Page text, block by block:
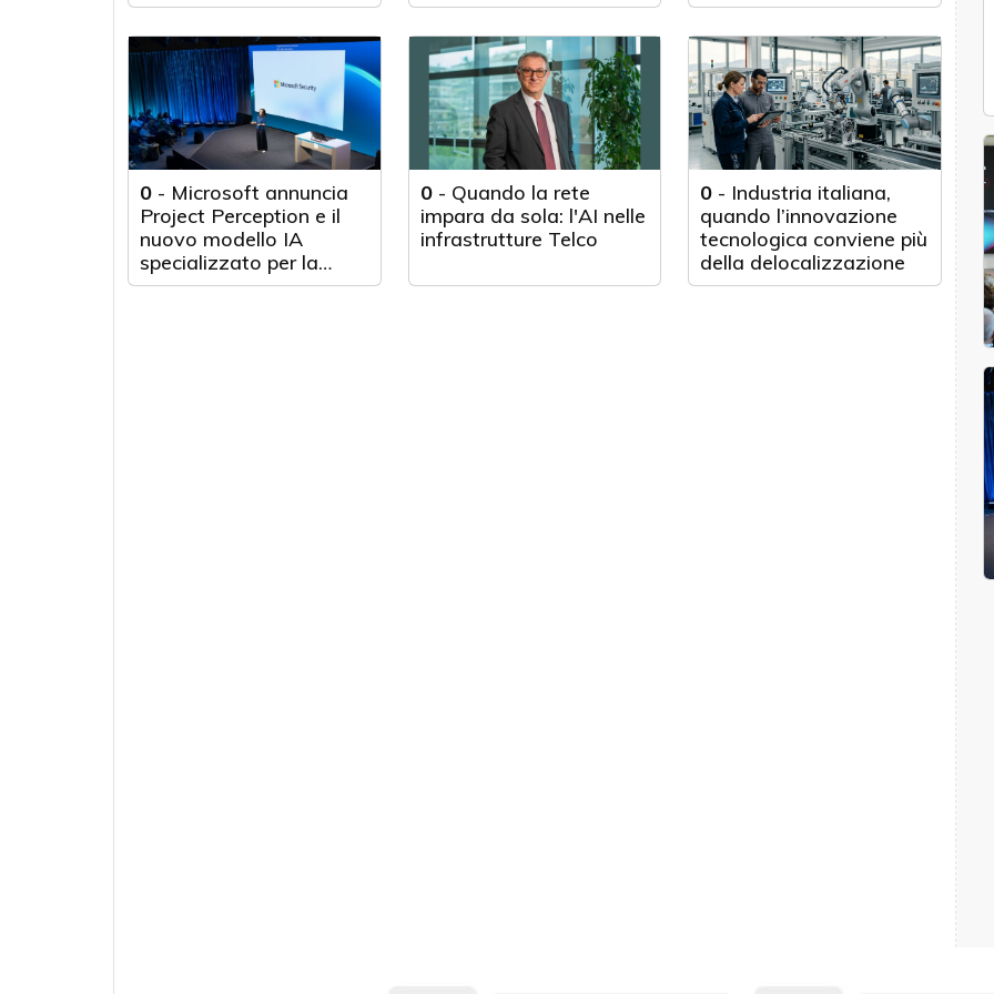
Texas
0 - Microsoft annuncia
Project Perception e il
nuovo modello IA
specializzato per la
cybersecurity
0- Quando la rete
impara da sola: l'AI nelle
infrastrutture Telco
0 - Industria italiana,
quando l’innovazione
tecnologica conviene più
della delocalizzazione